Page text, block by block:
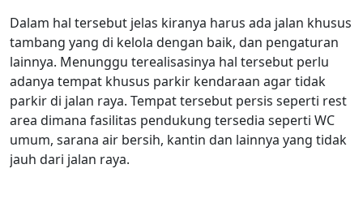
Dalam hal tersebut jelas kiranya harus ada jalan khusus
tambang yang di kelola dengan baik, dan pengaturan
lainnya. Menunggu terealisasinya hal tersebut perlu
adanya tempat khusus parkir kendaraan agar tidak
parkir di jalan raya. Tempat tersebut persis seperti rest
area dimana fasilitas pendukung tersedia seperti WC
umum, sarana air bersih, kantin dan lainnya yang tidak
jauh dari jalan raya.